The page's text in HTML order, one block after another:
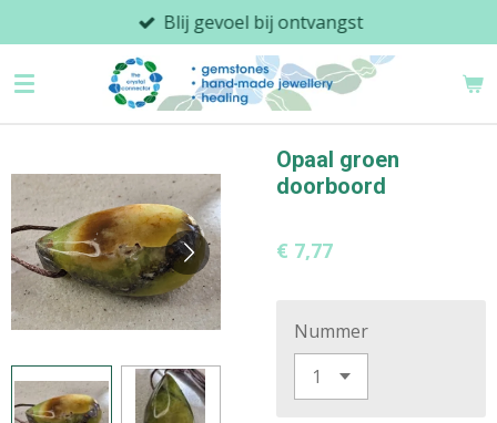
direct
naar
Blij gevoel bij ontvangst
Opaal groen
doorboord
€ 7,77
Nummer